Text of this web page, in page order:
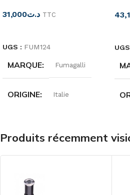
د.ت31,000
TTC
UGS : FUM124
MARQUE Fumagalli
ORIGINE Italie
PROTECTION
MATIÈRE
Produits récemment